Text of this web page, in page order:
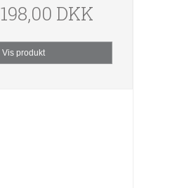
198,00 DKK
Vis produkt